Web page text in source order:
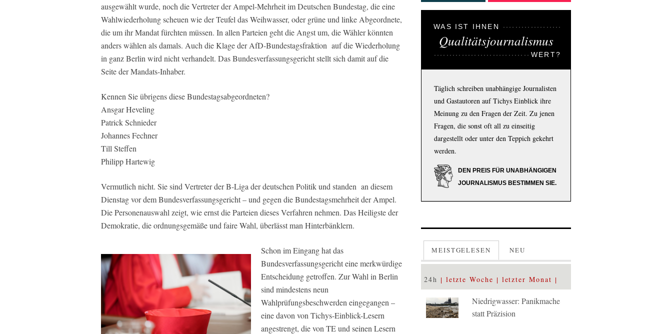
ausgewählt wurde, noch die Vertreter der Ampel-Mehrheit im Deutschen Bundestag, die eine
Wahlwiederholung scheuen wie der Teufel das Weihwasser, oder grüne und linke Abgeordnete,
die um ihr Mandat fürchten müssen. In allen Parteien geht die Angst um, die Wähler könnten
anders wählen als damals. Auch die Klage der AfD-Bundestagsfraktion auf die Wiederholung
in ganz Berlin wird nicht verhandelt. Das Bundesverfassungsgericht stellt sich damit auf die
Seite der Mandats-Inhaber.
Kennen Sie übrigens diese Bundestagsabgeordneten?
Ansgar Heveling
Patrick Schnieder
Johannes Fechner
Till Steffen
Philipp Hartewig
Vermutlich nicht. Sie sind Vertreter der B-Liga der deutschen Politik und standen an diesem
Dienstag vor dem Bundesverfassungsgericht – und gegen die Bundestagsmehrheit der Ampel.
Die Personenauswahl zeigt, wie ernst die Parteien dieses Verfahren nehmen. Das Heiligste der
Demokratie, die ordnungsgemäße und faire Wahl, überlässt man Hinterbänklern.
Schon im Eingang hat das
Bundesverfassungsgericht eine merkwürdige
Entscheidung getroffen. Zur Wahl in Berlin
sind mindestens neun
Wahlprüfungsbeschwerden eingegangen –
eine davon von Tichys-Einblick-Lesern
angestrengt, die von TE und seinen Lesern
WAS IST IHNEN
Qualitätsjournalismus
WERT?
Täglich schreiben unabhängige Journalisten
und Gastautoren auf Tichys Einblick ihre
Meinung zu den Fragen der Zeit. Zu jenen
Fragen, die sonst oft all zu einseitig
dargestellt oder unter den Teppich gekehrt
werden.
DEN PREIS FÜR UNABHÄNGIGEN
JOURNALISMUS BESTIMMEN SIE.
MEISTGELESEN NEU
24h letzte Woche letzter Monat
Niedrigwasser: Panikmache
statt Präzision